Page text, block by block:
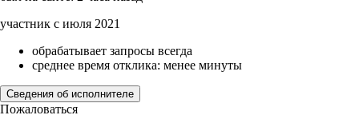
участник с июля 2021
обрабатывает запросы всегда
среднее время отклика: менее минуты
Сведения об исполнителе
Пожаловаться